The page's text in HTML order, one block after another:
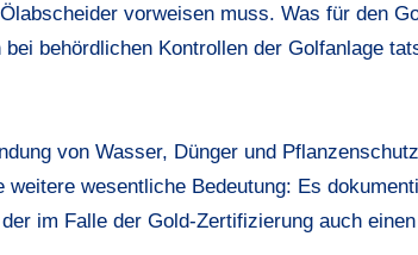
vorweisen muss. Was für den
behördlichen Kontrollen der Golfanlage
von Wasser, Dünger und
wesentliche Bedeutung: Es
im Falle der Gold-Zertifizierung auch